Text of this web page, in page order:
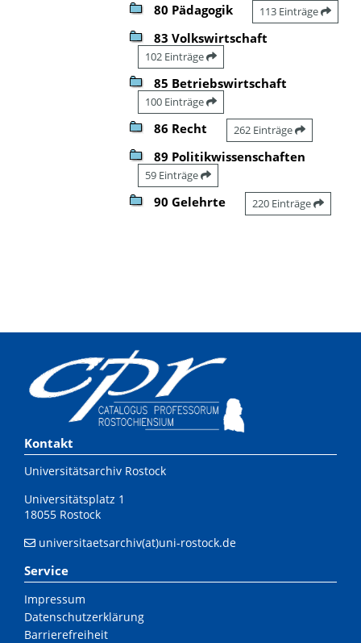
80 Pädagogik 113 Einträge
83 Volkswirtschaft
102 Einträge
85 Betriebswirtschaft
100 Einträge
86 Recht 262 Einträge
89 Politikwissenschaften
59 Einträge
90 Gelehrte 220 Einträge
Kontakt
Universitätsarchiv Rostock
Universitätsplatz 1
18055 Rostock
universitaetsarchiv(at)uni-rostock.de
Service
Impressum
Datenschutzerklärung
Barrierefreiheit